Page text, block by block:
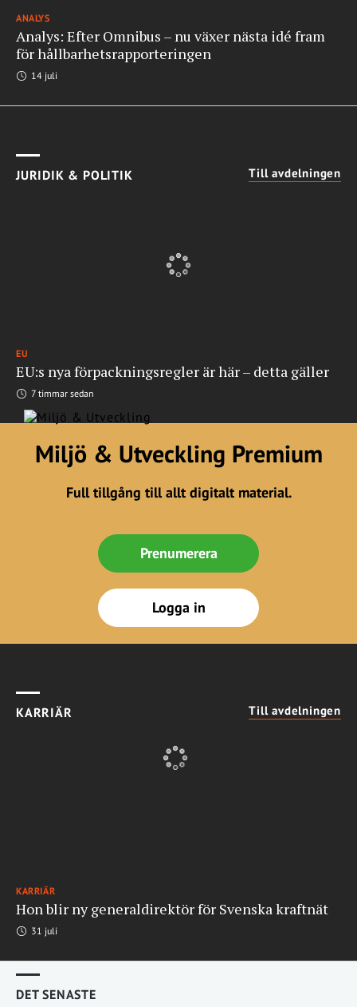
ANALYS
Analys: Efter Omnibus – nu växer nästa idé fram
för hållbarhetsrapporteringen
14 juli
JURIDIK & POLITIK Till avdelningen
EU
EU:s nya förpackningsregler är här – detta gäller
7 timmar sedan
Miljö & Utveckling Premium
Full tillgång till allt digitalt material.
Prenumerera
Logga in
KARRIÄR Till avdelningen
KARRIÄR
Hon blir ny generaldirektör för Svenska kraftnät
31 juli
DET SENASTE